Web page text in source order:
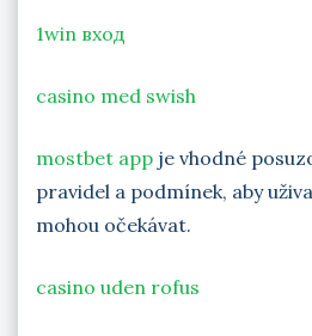
1win вход
casino med swish
mostbet app je vhodné
pravidel a podmínek, aby
mohou očekávat.
casino uden rofus